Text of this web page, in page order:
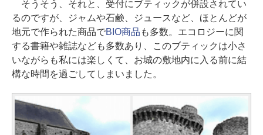
そうそう、それと、受付にブティックが併設されてい
るのですが、ジャムや石鹸、ジュースなど、ほとんどが
地元で作られた商品でBIO商品 も多数。エコロジーに関
する書籍や雑誌なども多数あり、このブティックは小さ
いながらも私には楽しくて、お城の敷地内に入る前に結
構な時間を過ごしてしまいました。